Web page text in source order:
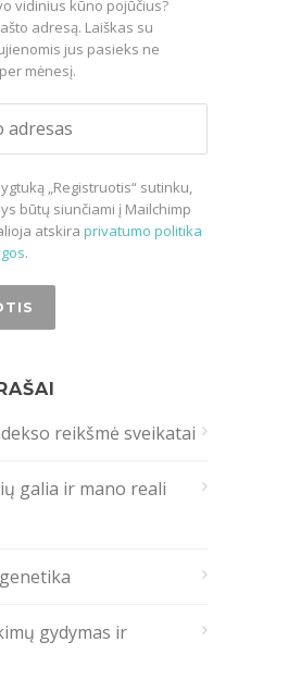
vidinius kūno pojūčius?
adresą. Laiškas su
jus pasieks ne
mėnesį.
„Registruotis“ sutinku,
būtų siunčiami į Mailchimp
atskira privatumo politika
.
reikšmė sveikatai
galia ir mano reali
gydymas ir